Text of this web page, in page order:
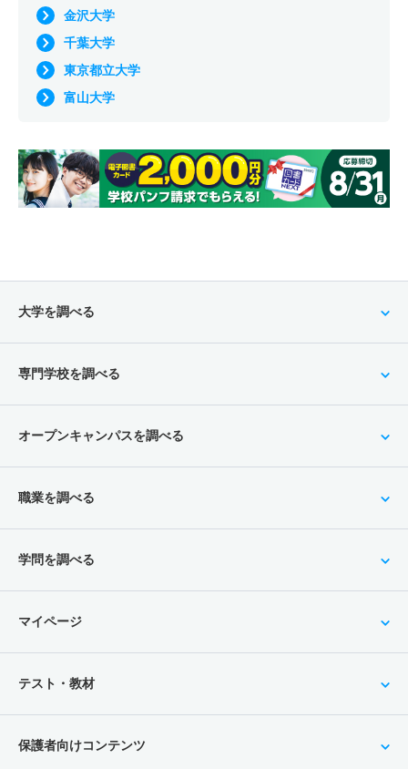
金沢大学
千葉大学
東京都立大学
富山大学
大学を調べる
専門学校を調べる
オープンキャンパスを調べる
職業を調べる
学問を調べる
マイページ
テスト・教材
保護者向けコンテンツ